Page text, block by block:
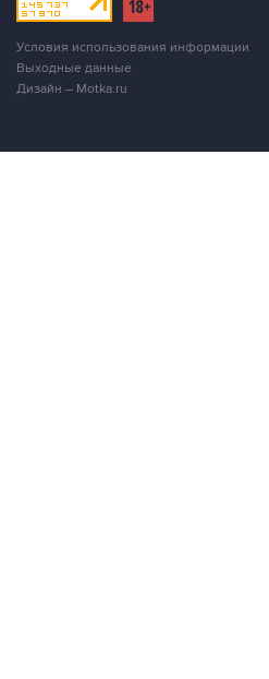
Условия использования информации
Выходные данные
Дизайн – Motka.ru